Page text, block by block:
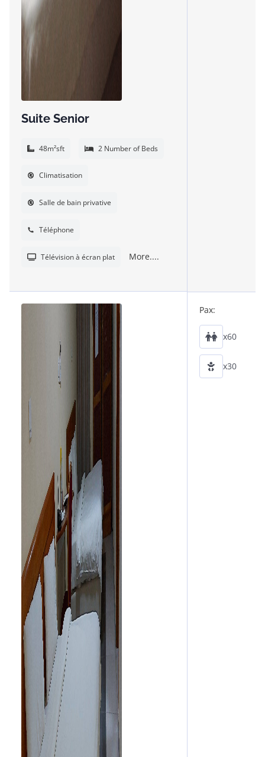
Suite Senior
48m²sft 2 Number of Beds
Climatisation
Salle de bain privative
Téléphone
Télévision à écran plat More....
Pax:
x60
x30